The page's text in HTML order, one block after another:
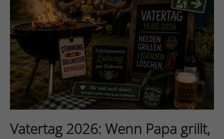
Drop us a line
info@yourdomain.com
About us
Lorem ipsum dolor sit amet,
consectetuer adipiscing elit.
Aenean commodo ligula eget dolor.
Vatertag 2026: Wenn Papa grillt,